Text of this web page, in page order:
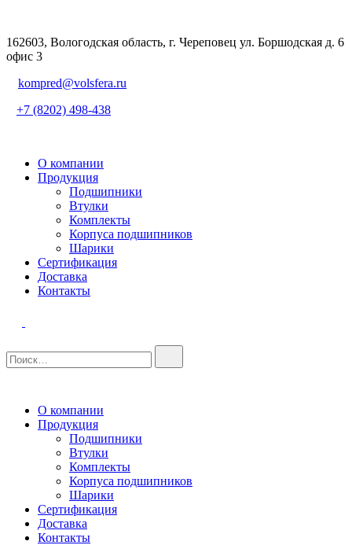
162603, Вологодская область, г. Череповец ул. Боршодская д. 6
офис 3
kompred@volsfera.ru
+7 (8202) 498-438
О компании
Продукция
Подшипники
Втулки
Комплекты
Корпуса подшипников
Шарики
Сертификация
Доставка
Контакты
О компании
Продукция
Подшипники
Втулки
Комплекты
Корпуса подшипников
Шарики
Сертификация
Доставка
Контакты